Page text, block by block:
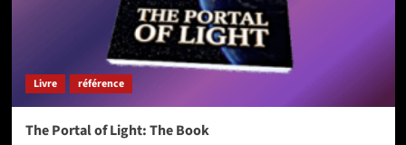
Livre référence
The Portal of Light: The Book